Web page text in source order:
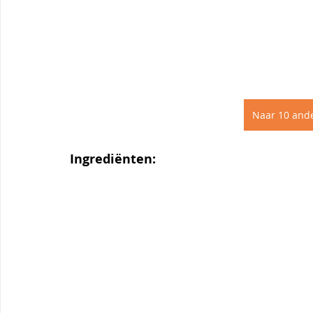
Naar 10
Ingrediënten: